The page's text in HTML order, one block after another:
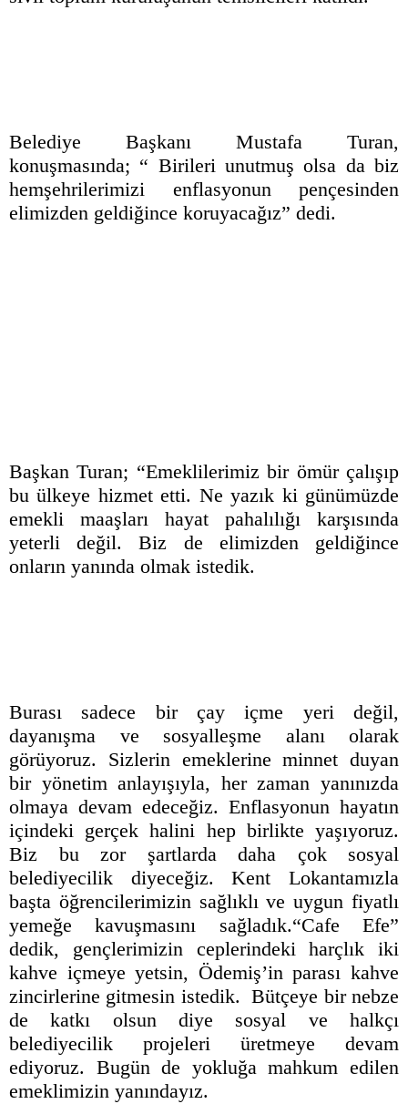
Belediye Başkanı Mustafa Turan,
konuşmasında; “ Birileri unutmuş olsa da biz
hemşehrilerimizi enflasyonun pençesinden
elimizden geldiğince koruyacağız” dedi.
Başkan Turan; “Emeklilerimiz bir ömür çalışıp
bu ülkeye hizmet etti. Ne yazık ki günümüzde
emekli maaşları hayat pahalılığı karşısında
yeterli değil. Biz de elimizden geldiğince
onların yanında olmak istedik.
Burası sadece bir çay içme yeri değil,
dayanışma ve sosyalleşme alanı olarak
görüyoruz. Sizlerin emeklerine minnet duyan
bir yönetim anlayışıyla, her zaman yanınızda
olmaya devam edeceğiz. Enflasyonun hayatın
içindeki gerçek halini hep birlikte yaşıyoruz.
Biz bu zor şartlarda daha çok sosyal
belediyecilik diyeceğiz. Kent Lokantamızla
başta öğrencilerimizin sağlıklı ve uygun fiyatlı
yemeğe kavuşmasını sağladık.“Cafe Efe”
dedik, gençlerimizin ceplerindeki harçlık iki
kahve içmeye yetsin, Ödemiş’in parası kahve
zincirlerine gitmesin istedik. Bütçeye bir nebze
de katkı olsun diye sosyal ve halkçı
belediyecilik projeleri üretmeye devam
ediyoruz. Bugün de yokluğa mahkum edilen
emeklimizin yanındayız.